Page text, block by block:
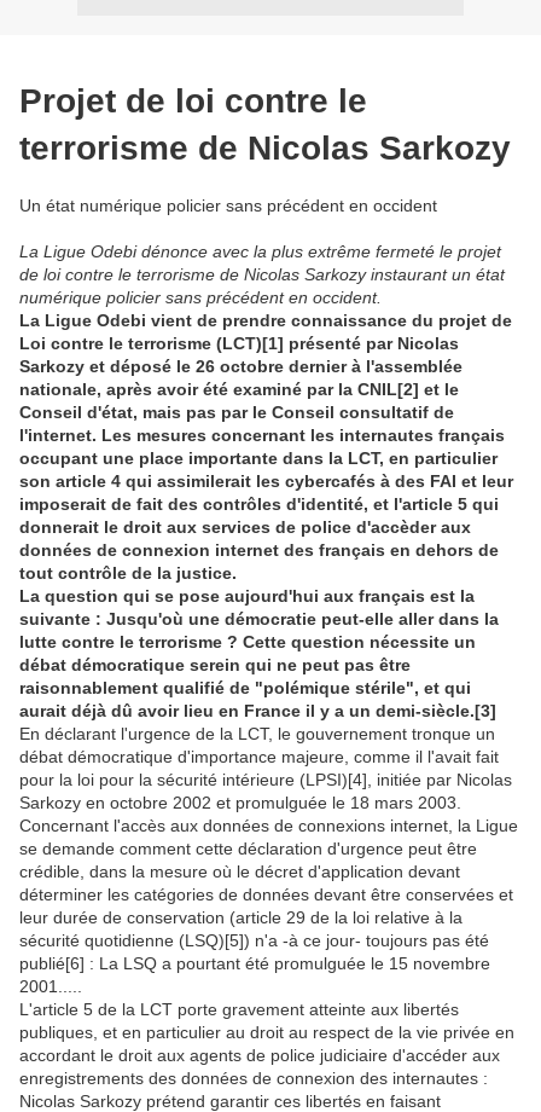
Projet de loi contre le
terrorisme de Nicolas Sarkozy
Un état numérique policier sans précédent en occident
La Ligue Odebi dénonce avec la plus extrême fermeté le projet
de loi contre le terrorisme de Nicolas Sarkozy instaurant un état
numérique policier sans précédent en occident.
La Ligue Odebi vient de prendre connaissance du projet de
Loi contre le terrorisme (LCT)[1] présenté par Nicolas
Sarkozy et déposé le 26 octobre dernier à l'assemblée
nationale, après avoir été examiné par la CNIL[2] et le
Conseil d'état, mais pas par le Conseil consultatif de
l'internet. Les mesures concernant les internautes français
occupant une place importante dans la LCT, en particulier
son article 4 qui assimilerait les cybercafés à des FAI et leur
imposerait de fait des contrôles d'identité, et l'article 5 qui
donnerait le droit aux services de police d'accèder aux
données de connexion internet des français en dehors de
tout contrôle de la justice.
La question qui se pose aujourd'hui aux français est la
suivante : Jusqu'où une démocratie peut-elle aller dans la
lutte contre le terrorisme ? Cette question nécessite un
débat démocratique serein qui ne peut pas être
raisonnablement qualifié de "polémique stérile", et qui
aurait déjà dû avoir lieu en France il y a un demi-siècle.[3]
En déclarant l'urgence de la LCT, le gouvernement tronque un
débat démocratique d'importance majeure, comme il l'avait fait
pour la loi pour la sécurité intérieure (LPSI)[4] , initiée par Nicolas
Sarkozy en octobre 2002 et promulguée le 18 mars 2003.
Concernant l'accès aux données de connexions internet, la Ligue
se demande comment cette déclaration d'urgence peut être
crédible, dans la mesure où le décret d'application devant
déterminer les catégories de données devant être conservées et
leur durée de conservation (article 29 de la loi relative à la
sécurité quotidienne (LSQ)[5]) n'a -à ce jour- toujours pas été
publié[6] : La LSQ a pourtant été promulguée le 15 novembre
2001.....
L'article 5 de la LCT porte gravement atteinte aux libertés
publiques, et en particulier au droit au respect de la vie privée en
accordant le droit aux agents de police judiciaire d'accéder aux
enregistrements des données de connexion des internautes :
Nicolas Sarkozy prétend garantir ces libertés en faisant